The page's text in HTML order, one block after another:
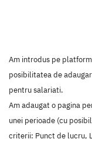
Am introdus pe
posibilitatea de
pentru salariati.
Am adaugat o pagina
unei perioade (cu
criterii: Punct de lucru,